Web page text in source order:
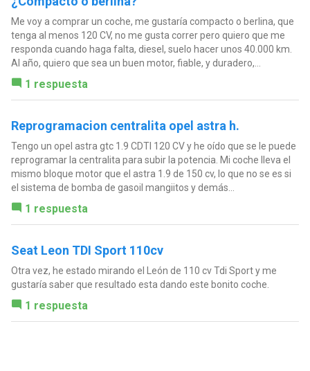
Me voy a comprar un coche, me gustaría compacto o berlina, que
tenga al menos 120 CV, no me gusta correr pero quiero que me
responda cuando haga falta, diesel, suelo hacer unos 40.000 km.
Al año, quiero que sea un buen motor, fiable, y duradero,...
1 respuesta
Reprogramacion centralita opel astra h.
Tengo un opel astra gtc 1.9 CDTI 120 CV y he oído que se le puede
reprogramar la centralita para subir la potencia. Mi coche lleva el
mismo bloque motor que el astra 1.9 de 150 cv, lo que no se es si
el sistema de bomba de gasoil mangiitos y demás...
1 respuesta
Seat Leon TDI Sport 110cv
Otra vez, he estado mirando el León de 110 cv Tdi Sport y me
gustaría saber que resultado esta dando este bonito coche.
1 respuesta